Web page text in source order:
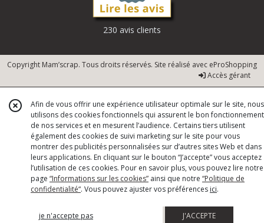
230 avis clients
Copyright Mam’scrap. Tous droits réservés. Site réalisé avec eProShopping
Accès gérant
Afin de vous offrir une expérience utilisateur optimale sur le site, nous
utilisons des cookies fonctionnels qui assurent le bon fonctionnement
de nos services et en mesurent l’audience. Certains tiers utilisent
également des cookies de suivi marketing sur le site pour vous
montrer des publicités personnalisées sur d’autres sites Web et dans
leurs applications. En cliquant sur le bouton “J’accepte” vous acceptez
l’utilisation de ces cookies. Pour en savoir plus, vous pouvez lire notre
page “Informations sur les cookies” ainsi que notre “Politique de
confidentialité“. Vous pouvez ajuster vos préférences ici.
je n'accepte pas J'ACCEPTE